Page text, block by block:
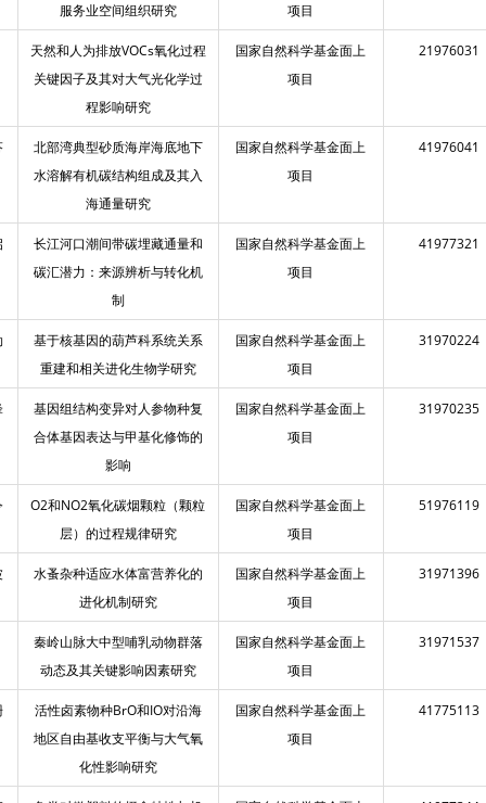
服务业空间组织研究
项目
天然和人为排放VOCs氧化过程
关键因子及其对大气光化学过
程影响研究
国家自然科学基金面上
项目
21976031
北部湾典型砂质海岸海底地下
水溶解有机碳结构组成及其入
海通量研究
国家自然科学基金面上
项目
41976041
长江河口潮间带碳埋藏通量和
碳汇潜力：来源辨析与转化机
制
国家自然科学基金面上
项目
41977321
基于核基因的葫芦科系统关系
重建和相关进化生物学研究
国家自然科学基金面上
项目
31970224
基因组结构变异对人参物种复
合体基因表达与甲基化修饰的
影响
国家自然科学基金面上
项目
31970235
O2和NO2氧化碳烟颗粒（颗粒
层）的过程规律研究
国家自然科学基金面上
项目
51976119
水蚤杂种适应水体富营养化的
进化机制研究
国家自然科学基金面上
项目
31971396
秦岭山脉大中型哺乳动物群落
动态及其关键影响因素研究
国家自然科学基金面上
项目
31971537
活性卤素物种BrO和IO对沿海
地区自由基收支平衡与大气氧
化性影响研究
国家自然科学基金面上
项目
41775113